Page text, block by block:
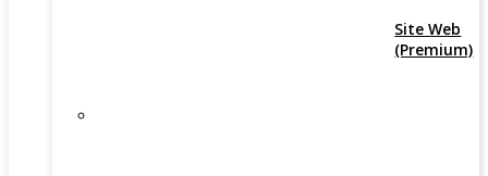
Site Web
(Premium)